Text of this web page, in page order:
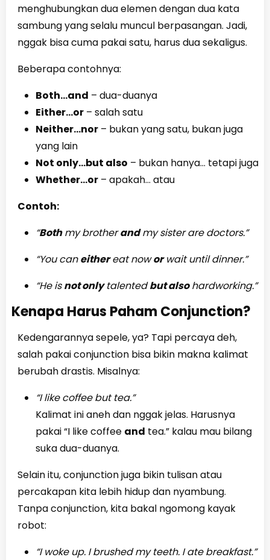
menghubungkan dua elemen dengan dua kata
sambung yang selalu muncul berpasangan. Jadi,
nggak bisa cuma pakai satu, harus dua sekaligus.
Beberapa contohnya:
Both...and – dua-duanya
Either...or– salah satu
Neither...nor– bukan yang satu, bukan juga
yang lain
Not only...but also – bukan hanya... tetapi juga
Whether...or– apakah... atau
Contoh:
“Bothmy brotherandmy sister are doctors.”
“You caneithereat noworwait until dinner.”
“He isnot onlytalentedbut alsohardworking.”
Kenapa Harus Paham Conjunction?
Kedengarannya sepele, ya? Tapi percaya deh,
salah pakai conjunction bisa bikin makna kalimat
berubah drastis. Misalnya:
“I like coffee but tea.”
Kalimat ini aneh dan nggak jelas. Harusnya
pakai “I like coffee and tea.” kalau mau bilang
suka dua-duanya.
Selain itu, conjunction juga bikin tulisan atau
percakapan kita lebih hidup dan nyambung.
Tanpa conjunction, kita bakal ngomong kayak
robot:
“I woke up. I brushed my teeth. I ate breakfast.”